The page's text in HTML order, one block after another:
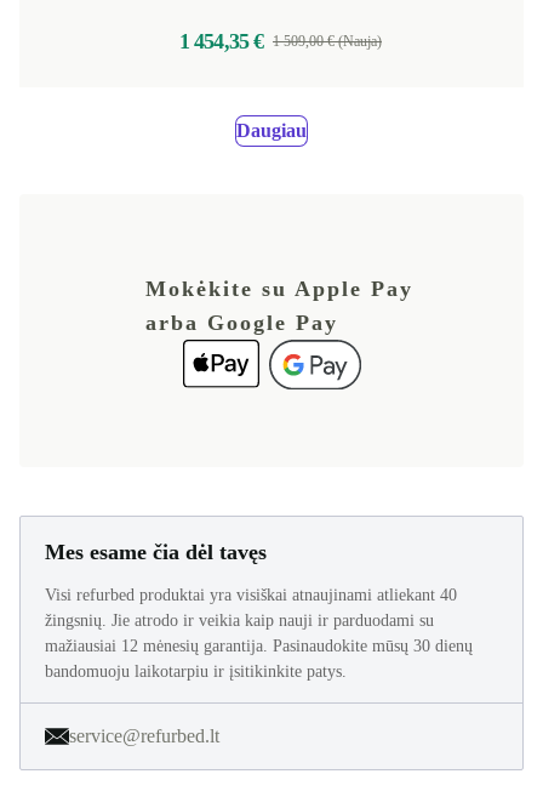
1 454,35 € 1 509,00 € (Nauja)
Daugiau
Mokėkite su Apple Pay
arba Google Pay
Mes esame čia dėl tavęs
Visi refurbed produktai yra visiškai atnaujinami atliekant 40
žingsnių. Jie atrodo ir veikia kaip nauji ir parduodami su
mažiausiai 12 mėnesių garantija. Pasinaudokite mūsų 30 dienų
bandomuoju laikotarpiu ir įsitikinkite patys.
service@refurbed.lt